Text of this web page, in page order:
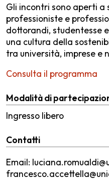
Gli incontri sono aperti a
professioniste e
dottorandi, studentesse
una cultura della
tra università, imprese e
Consulta il programma
Modalità di
Ingresso libero
Contatti
Email: